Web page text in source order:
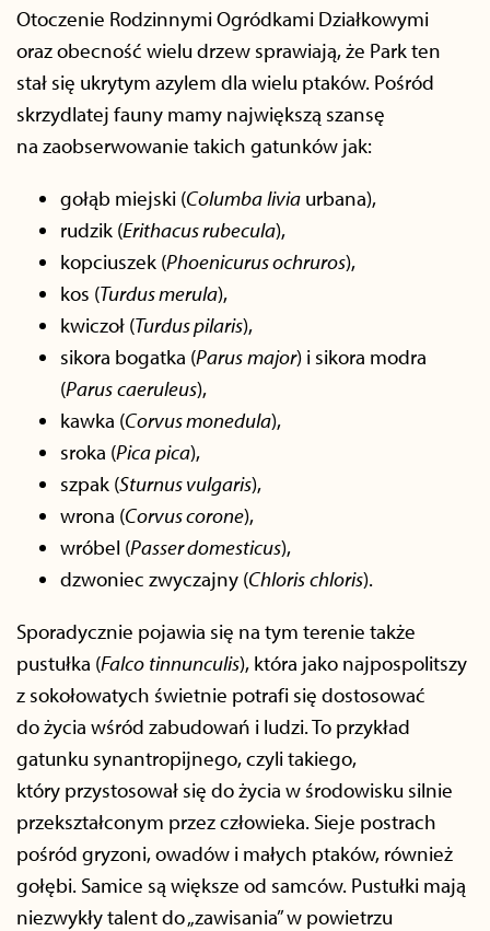
Otoczenie Rodzinnymi Ogródkami Działkowymi
oraz obecność wielu drzew sprawiają, że Park ten
stał się ukrytym azylem dla wielu ptaków. Pośród
skrzydlatej fauny mamy największą szansę
na zaobserwowanie takich gatunków jak:
gołąb miejski (Columbalivia urbana),
rudzik (Erithacus rubecula),
kopciuszek (Phoenicurus ochruros),
kos (Turdus merula),
kwiczoł (Turdus pilaris),
sikora bogatka (Parusmajor) i sikora modra
(Paruscaeruleus),
kawka (Corvus monedula),
sroka (Picapica),
szpak (Sturnus vulgaris),
wrona (Corvus corone),
wróbel (Passer domesticus),
dzwoniec zwyczajny (Chlorischloris).
Sporadycznie pojawia się na tym terenie także
pustułka (Falco tinnunculis), która jako najpospolitszy
z sokołowatych świetnie potrafi się dostosować
do życia wśród zabudowań i ludzi. To przykład
gatunku synantropijnego, czyli takiego,
który przystosował się do życia w środowisku silnie
przekształconym przez człowieka. Sieje postrach
pośród gryzoni, owadów i małych ptaków, również
gołębi. Samice są większe od samców. Pustułki mają
niezwykły talent do „zawisania” w powietrzu